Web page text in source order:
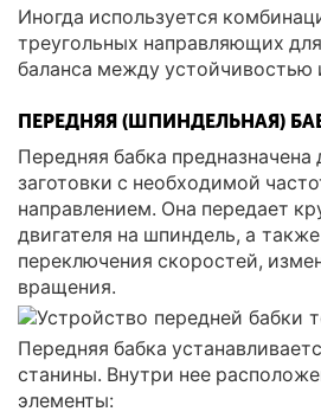
Иногда используется
треугольных направляющих
баланса между устойчивостью
ПЕРЕДНЯЯ (ШПИНДЕЛЬНАЯ)
Передняя бабка
заготовки с необходимой
направлением. Она передает
двигателя на шпиндель, а
переключения скоростей,
вращения.
Передняя бабка
станины. Внутри нее
элементы: